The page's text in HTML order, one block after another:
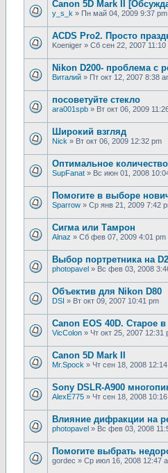
Canon 5D Mark II
y_s_k » Пн май 04, 2009 9:37 pm
ACDS Pro2. Просто
Koeniger » Сб сен 22, 2007 11:10
Nikon D200- проблема с
Виталий » Пт окт 12, 2007 8:38
посоветуйте стекло
ara001spb » Вт окт 06, 2009
Широкий взгляд
Nick » Вт окт 06, 2009 12:32 pm
Оптимальное
SupFanat » Вс июн 01, 2008
Помогите в выборе
Sparrow » Ср янв 21, 2009 7:42
Сигма или Тамрон
Alnaz » Сб фев 07, 2009 4:01 pm
Выбор портретника на
photopavel » Вс фев 03, 2008
Объектив для Nikon D80
DSI » Вт окт 09, 2007 10:41 pm
Canon EOS 40D. Старое
VicColon » Чт окт 25, 2007 12:31
Canon 5D Mark II
Mr.Spock » Чт сен 18, 2008
Sony DSLR-A900
AlexE775 » Чт сен 18, 2008
Влияние дифракции на
photopavel » Вс фев 03, 2008
Помогите выбрать
gordec » Ср июл 16, 2008 12:47